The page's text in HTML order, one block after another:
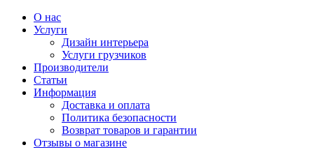
О нас
Услуги
Дизайн интерьера
Услуги грузчиков
Производители
Статьи
Информация
Доставка и оплата
Политика безопасности
Возврат товаров и гарантии
Отзывы о магазине